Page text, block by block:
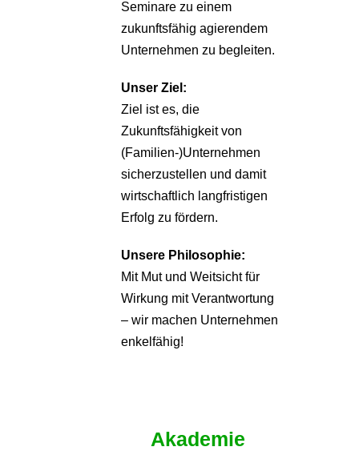
Seminare zu einem
zukunftsfähig agierendem
Unternehmen zu begleiten.
Unser Ziel:
Ziel ist es, die
Zukunftsfähigkeit von
(Familien-)Unternehmen
sicherzustellen und damit
wirtschaftlich langfristigen
Erfolg zu fördern.
Unsere Philosophie:
Mit Mut und Weitsicht für
Wirkung mit Verantwortung
– wir machen Unternehmen
enkelfähig!
Akademie